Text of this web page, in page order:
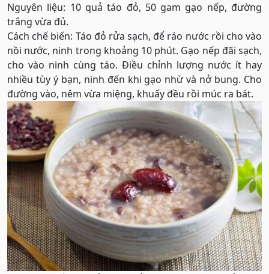
Nguyên liệu: 10 quả táo đỏ, 50 gam gạo nếp, đường
trắng vừa đủ.
Cách chế biến: Táo đỏ rửa sạch, để ráo nước rồi cho vào
nồi nước, ninh trong khoảng 10 phút. Gạo nếp đãi sạch,
cho vào ninh cùng táo. Điều chỉnh lượng nước ít hay
nhiều tùy ý bạn, ninh đến khi gạo nhừ và nở bung. Cho
đường vào, nêm vừa miệng, khuấy đều rồi múc ra bát.